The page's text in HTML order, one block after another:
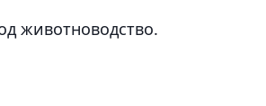
животноводство.